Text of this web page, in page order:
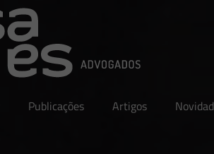
Publicações Artigos